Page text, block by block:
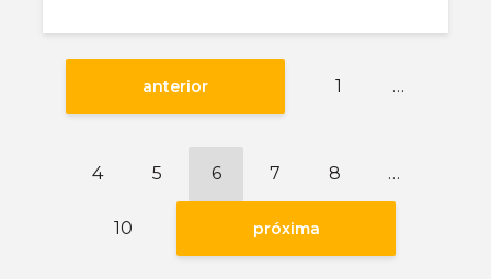
anterior 1 …
4 5 6 7 8 …
10 próxima